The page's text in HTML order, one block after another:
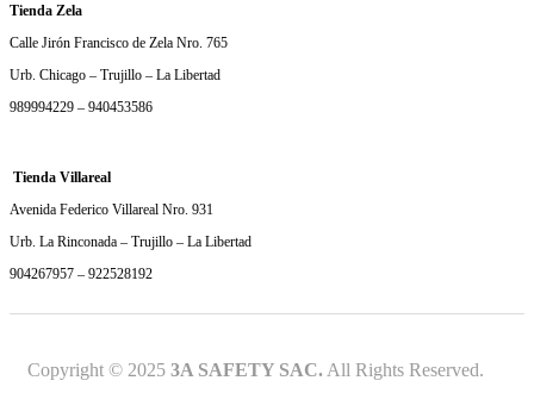
Tienda Zela
Calle Jirón Francisco de Zela Nro. 765
Urb. Chicago – Trujillo – La Libertad
989994229 – 940453586
Tienda Villareal
Avenida Federico Villareal Nro. 931
Urb. La Rinconada – Trujillo – La Libertad
904267957 – 922528192
Copyright © 2025 3A SAFETY SAC. All Rights Reserved.